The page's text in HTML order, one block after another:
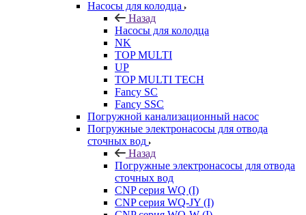
Насосы для колодца
Назад
Насосы для колодца
NK
TOP MULTI
UP
TOP MULTI TECH
Fancy SC
Fancy SSC
Погружной канализационный насос
Погружные электронасосы для отвода
сточных вод
Назад
Погружные электронасосы для отвода
сточных вод
CNP серия WQ (I)
CNP серия WQ-JY (I)